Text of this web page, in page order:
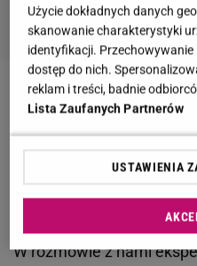
Zobacz wideoNawrocki
Karol Nawrocki znalazł
"Będzie tego coraz
W rozmowie z nami
Użycie dokładnych danych
skanowanie charakterystyki
identyfikacji.
dostęp do nich.
reklam i treści, badnie
Lista Zaufanych Partnerów
USTAWIENIA